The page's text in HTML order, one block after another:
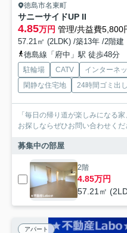
徳島市名東町
サニーサイドUP II
4.85万円 管理/共益費5,800
57.21㎡ (2LDK) /築13年 /2階建
徳島線「府中」駅 徒歩48分
駐輪場 CATV インターネ
閑静な住宅地
24時間ゴミ出
「毎日の帰り道が楽しみになる
お探しならぜひお問い合わせくだ
募集中の部屋
2階
4.85万円
57.21㎡
アパート